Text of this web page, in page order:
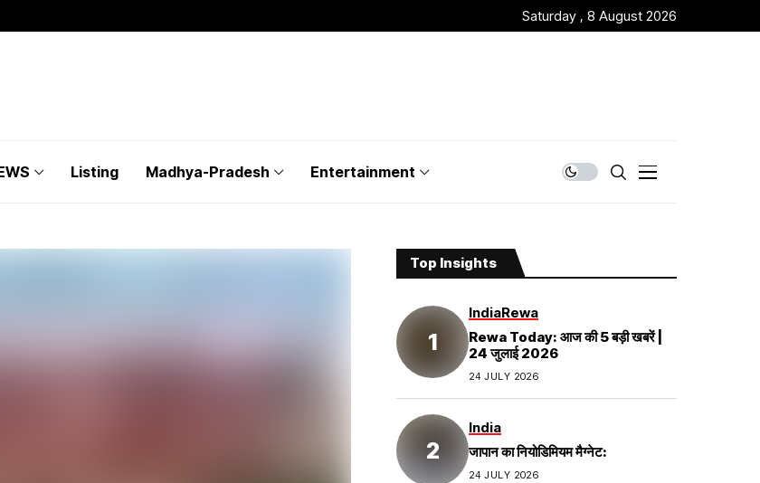
Saturday , 8 August 2026
Listing Madhya-Pradesh Entertainment
Top Insights
IndiaRewa
Rewa Today: आज की 5 बड़ी खबरें |
24 जुलाई 2026
24 JULY 2026
India
जापान का नियोडिमियम मैग्नेट:
24 JULY 2026